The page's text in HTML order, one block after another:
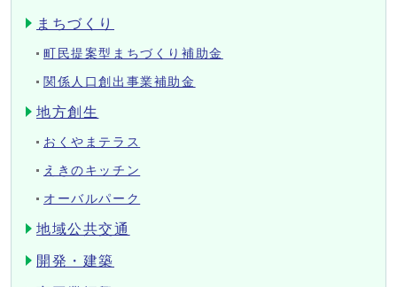
まちづくり
町民提案型まちづくり補助金
関係人口創出事業補助金
地方創生
おくやまテラス
えきのキッチン
オーバルパーク
地域公共交通
開発・建築